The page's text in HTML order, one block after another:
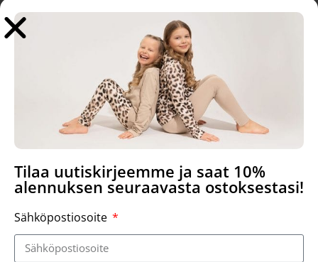
Valitse vaihtoehdoista Valitse vaihtoehdoista
Tilaa uutiskirjeemme ja saat 10%
alennuksen seuraavasta ostoksestasi!
Sähköpostiosoite